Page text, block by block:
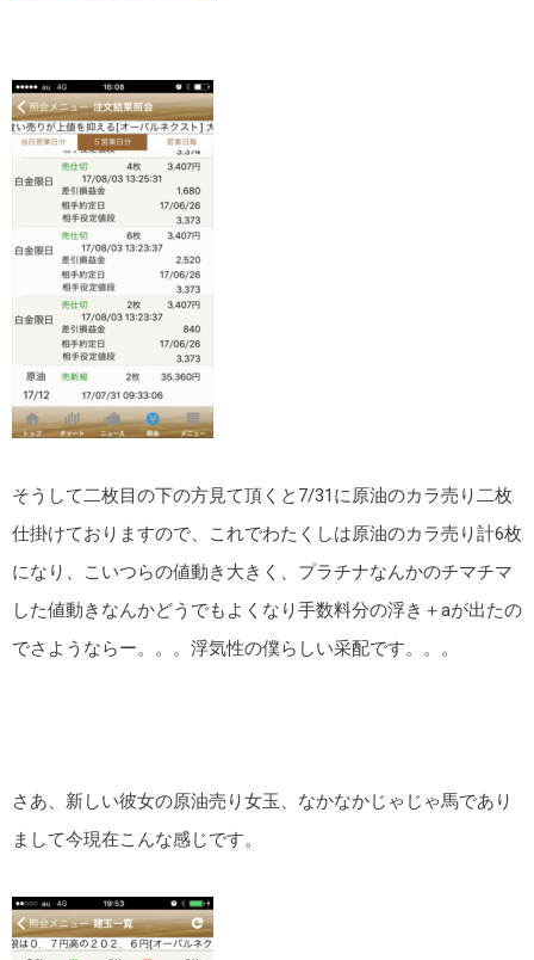
そうして二枚目の下の方見て頂くと7/31に原油のカラ売り二枚
仕掛けておりますので、これでわたくしは原油のカラ売り計6枚
になり、こいつらの値動き大きく、プラチナなんかのチマチマ
した値動きなんかどうでもよくなり手数料分の浮き＋aが出たの
でさようならー。。。浮気性の僕らしい采配です。。。
さあ、新しい彼女の原油売り女玉、なかなかじゃじゃ馬であり
まして今現在こんな感じです。